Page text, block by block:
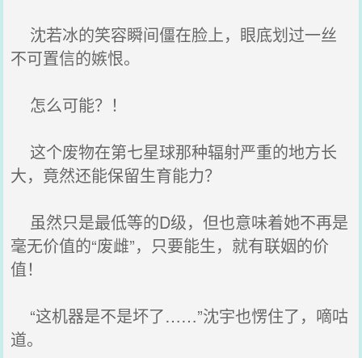
沈若冰的笑容瞬间僵在脸上，眼底划过一丝
不可置信的嫉恨。
怎么可能？！
这个废物在第七星球那种辐射严重的地方长
大，竟然还能保留生育能力？
虽然只是最低等的D级，但也意味着她不再是
毫无价值的“废雌”，只要能生，就有联姻的价
值！
“这机器是不是坏了……”沈宇也愣住了，嘀咕
道。